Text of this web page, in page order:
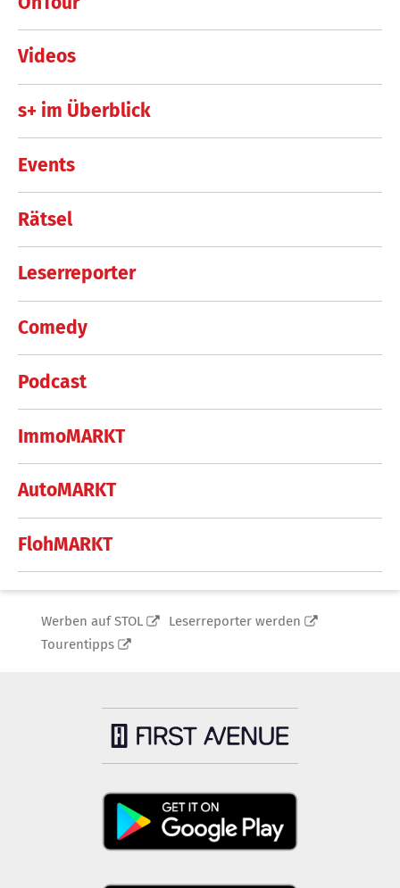
Videos
s+ im Überblick
Events
Rätsel
Leserreporter
Comedy
Podcast
ImmoMARKT
AutoMARKT
FlohMARKT
Werben auf STOL
Leserreporter werden
Tourentipps